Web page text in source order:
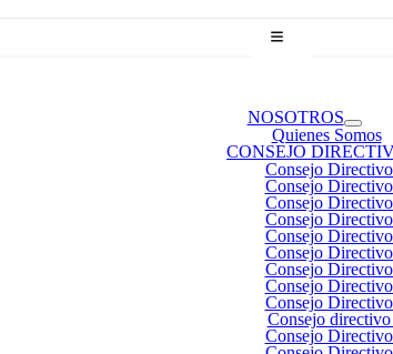
NOSOTROS
Quienes Somos
CONSEJO
Consejo
Consejo
Consejo
Consejo
Consejo
Consejo
Consejo
Consejo
Consejo
Consejo
Consejo